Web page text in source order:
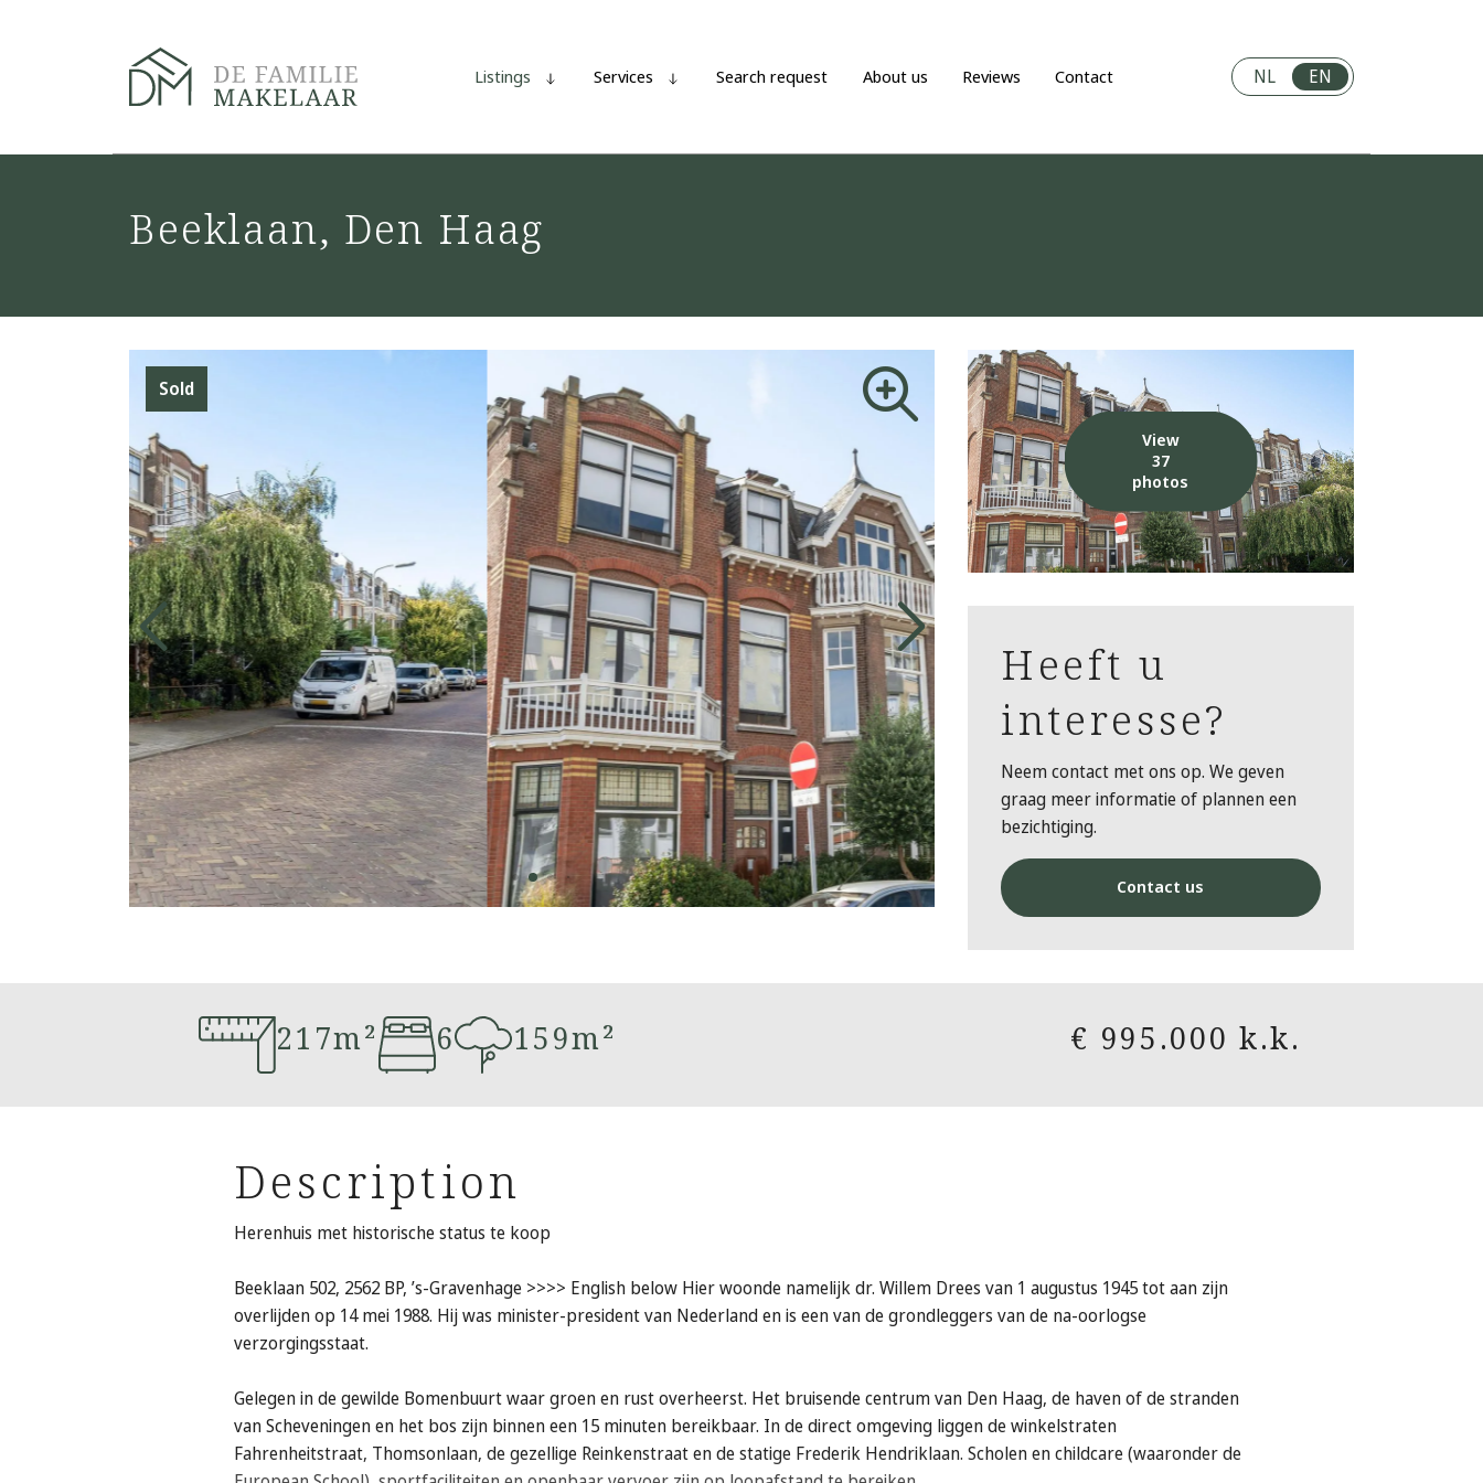
Listings Services Search request About us Reviews Contact NL EN
Beeklaan, Den Haag
Sold
View
37
photos
Heeft u
interesse?
Neem contact met ons op. We geven
graag meer informatie of plannen een
bezichtiging.
Contact us
217m² 6 159m² € 995.000 k.k.
Description
Herenhuis met historische status te koop
Beeklaan 502, 2562 BP, ’s-Gravenhage >>>> English below Hier woonde namelijk dr. Willem Drees van 1 augustus 1945 tot aan zijn
overlijden op 14 mei 1988. Hij was minister-president van Nederland en is een van de grondleggers van de na-oorlogse
verzorgingsstaat.
Gelegen in de gewilde Bomenbuurt waar groen en rust overheerst. Het bruisende centrum van Den Haag, de haven of de stranden
van Scheveningen en het bos zijn binnen een 15 minuten bereikbaar. In de direct omgeving liggen de winkelstraten
Fahrenheitstraat, Thomsonlaan, de gezellige Reinkenstraat en de statige Frederik Hendriklaan. Scholen en childcare (waaronder de